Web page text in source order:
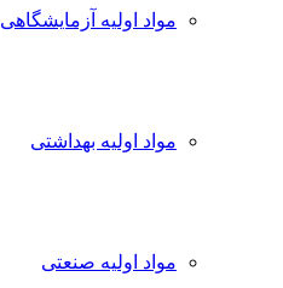
مواد اولیه آزمایشگاهی
مواد اولیه بهداشتی
مواد اولیه صنعتی